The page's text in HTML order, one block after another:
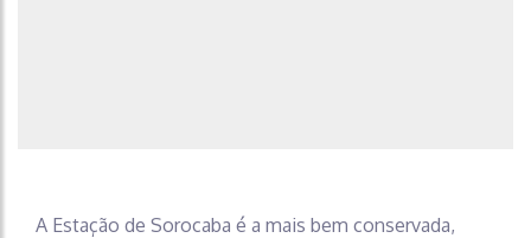
A Estação de Sorocaba é a mais bem conservada,